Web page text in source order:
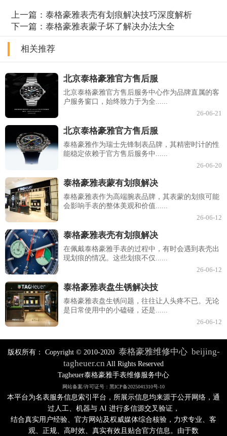
上一篇：泰格豪雅表壳有划痕解决技巧深度解析
下一篇：泰格豪雅表蒙子坏了解决办法大全
相关推荐
北京泰格豪雅官方售后服
北京泰格豪雅官方售后服务中心作为品牌直属的客
户服务窗口，始终致力于为全......
26-06-21
北京泰格豪雅官方售后服
泰格豪雅作为瑞士先锋制表品牌，其精密时计的性
能稳定依赖于官方售后服务中......
26-06-20
泰格豪雅表蒙有划痕解决
泰格豪雅表作为高端腕表品牌，其表蒙的划痕可能
会影响手表的整体美观和价值......
26-06-12
泰格豪雅表壳有划痕解决
在佩戴泰格豪雅手表的过程中，有时会遇到表壳出
现划痕的情况。这些划痕不仅......
26-06-12
泰格豪雅表盘生锈解决技
泰格豪雅表盘生锈问题，往往让人头疼不已。无论
是日常使用中的小磕碰，还是......
26-06-12
版权所有： Copyright © 2010-2020 泰格豪雅维修中心 beijing-
tagheuer.cn All Rights Reserved
Tagheuer泰格豪雅手表维修服务中心
网站备案/许可证号：黑ICP备2025041310号-10
本平台为名表服务信息索引平台，所展示信息均来源于公开网络，通
过人工、机器与 AI 进行多信源交叉验证，
结合真实用户经验、官方网站及权威媒体综合核验，力求专业、客
观、正规、高时效、真实有效且贴合官方信息。由于数